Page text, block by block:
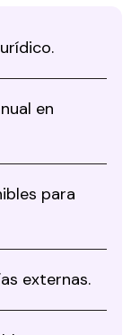
en
para
externas.